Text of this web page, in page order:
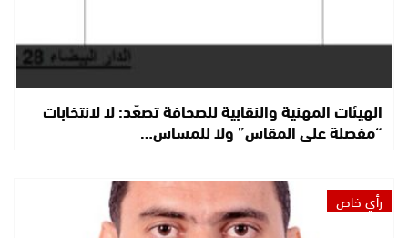
الهيئات المهنية والنقابية للصحافة تصعّد: لا لانتخابات
“مفصلة على المقاس” ولا للمساس…
رأي خاص